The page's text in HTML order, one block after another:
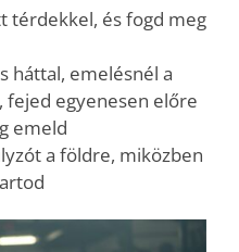
térdekkel, és fogd meg
háttal, emelésnél a
fejed egyenesen előre
emeld
a földre, miközben